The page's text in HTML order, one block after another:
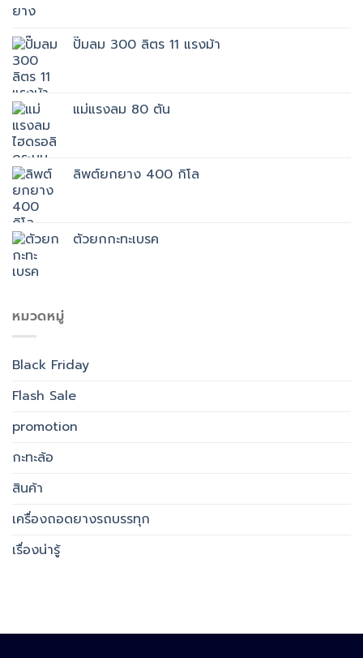
ปั๊มลม 300 ลิตร 11 แรงม้า
แม่แรงลม 80 ตัน
ลิพต์ยกยาง 400 กิโล
ตัวยกกะทะเบรค
หมวดหมู่
Black Friday
Flash Sale
promotion
กะทะล้อ
สินค้า
เครื่องถอดยางรถบรรทุก
เรื่องน่ารู้